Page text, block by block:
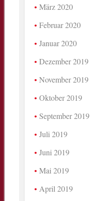
März 2020
Februar 2020
Januar 2020
Dezember 2019
November 2019
Oktober 2019
September 2019
Juli 2019
Juni 2019
Mai 2019
April 2019